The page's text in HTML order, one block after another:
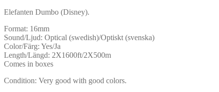
Elefanten Dumbo (Disney).
Format: 16mm
Sound/Ljud: Optical (swedish)/Optiskt (svenska)
Color/Färg: Yes/Ja
Length/Längd: 2X1600ft/2X500m
Comes in boxes
Condition: Very good with good colors.